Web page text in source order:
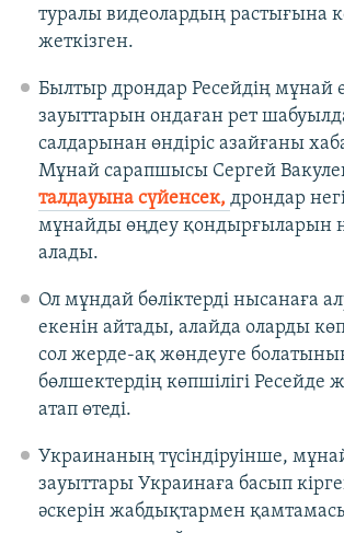
туралы видеолардың растығына
жеткізген.
Былтыр дрондар Ресейдің мұнай
зауыттарын ондаған рет
салдарынан өндіріс азайғаны
Мұнай сарапшысы Сергей
талдауына сүйенсек, дрондар
мұнайды өңдеу қондырғыларын
алады.
Ол мұндай бөліктерді нысанаға
екенін айтады, алайда оларды
сол жерде-ақ жөндеуге
бөлшектердің көпшілігі Ресейде
атап өтеді.
Украинаның түсіндіруінше,
зауыттары Украинаға басып
әскерін жабдықтармен